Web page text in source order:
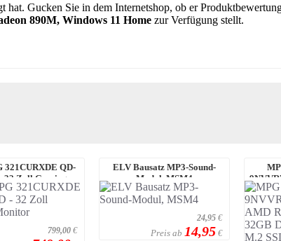
Gucken Sie in dem Internetshop, ob er
890M, Windows 11 Home zur Verfügung stellt.
321CURXDE QD-
32 Zoll Gaming
Monitor
799,00 €
ELV Bausatz MP3-Sound-
Modul, MSM4
24,95 €
Preis ab 14,95 €